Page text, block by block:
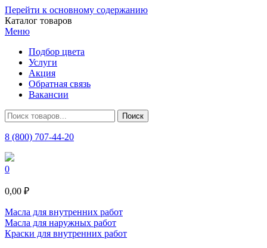
Перейти к основному содержанию
Каталог товаров
Меню
Подбор цвета
Услуги
Акция
Обратная связь
Вакансии
8 (800) 707-44-20
0
0,00 ₽
Масла для внутренних работ
Масла для наружных работ
Краски для внутренних работ